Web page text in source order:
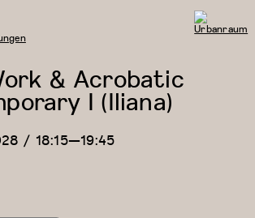
& Acrobatic
I (Iliana)
/ 18:15—19:45